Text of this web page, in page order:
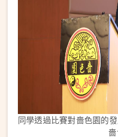
同學透過比賽對嗇色園的
嗇色園董事